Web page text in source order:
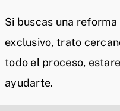
Si buscas una
exclusivo, trato
todo el proceso,
ayudarte.